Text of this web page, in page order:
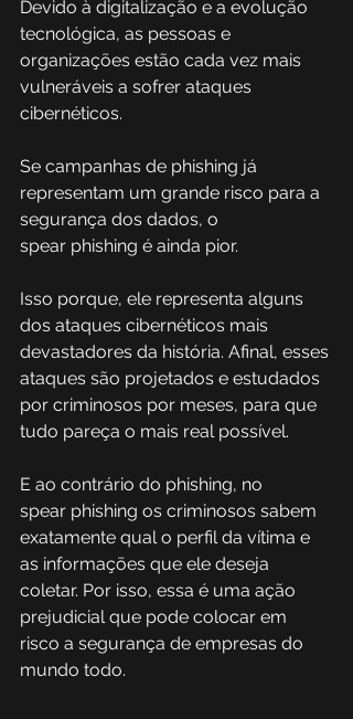
Devido à digitalização e a evolução
tecnológica, as pessoas e
organizações estão cada vez mais
vulneráveis a sofrer ataques
cibernéticos.
Se campanhas de phishing já
representam um grande risco para a
segurança dos dados, o
spear phishing é ainda pior.
Isso porque, ele representa alguns
dos ataques cibernéticos mais
devastadores da história. Afinal, esses
ataques são projetados e estudados
por criminosos por meses, para que
tudo pareça o mais real possível.
E ao contrário do phishing, no
spear phishing os criminosos sabem
exatamente qual o perfil da vítima e
as informações que ele deseja
coletar. Por isso, essa é uma ação
prejudicial que pode colocar em
risco a segurança de empresas do
mundo todo.